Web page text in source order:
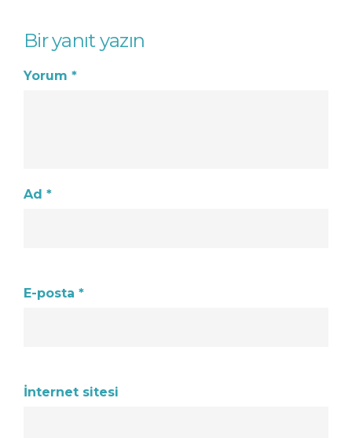
Bir yanıt yazın
Yorum *
Ad *
E-posta *
İnternet sitesi